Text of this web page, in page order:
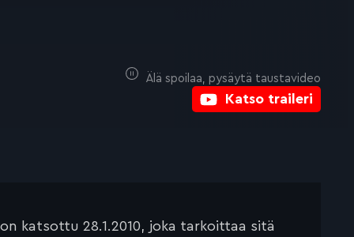
Katso traileri
Älä spoilaa, pysäytä taustavideo
katsottu 28.1.2010, joka tarkoittaa sitä